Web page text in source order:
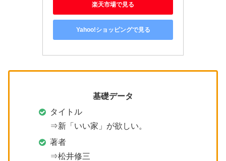
楽天市場で見る
Yahoo!ショッピングで見る
基礎データ
タイトル
⇒新「いい家」が欲しい。
著者
⇒松井修三